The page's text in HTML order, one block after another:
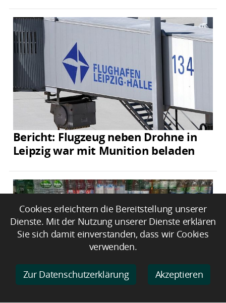
Bericht: Flugzeug neben Drohne in
Leipzig war mit Munition beladen
Keine flächendeckenden Engpässe
Cookies erleichtern die Bereitstellung unserer
Dienste. Mit der Nutzung unserer Dienste erklären
Sie sich damit einverstanden, dass wir Cookies
verwenden.
Zur Datenschutzerklärung Akzeptieren